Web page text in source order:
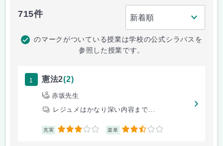
715件
のマークがついている授業は学校の公式シラバスを
参照した授業です。
1 憲法2(2)
赤坂先生
レジュメはかなり深い内容まで...
充実 3 楽単 2.5